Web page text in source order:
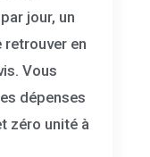
jour, un
en
Vous
dépenses
zéro unité à